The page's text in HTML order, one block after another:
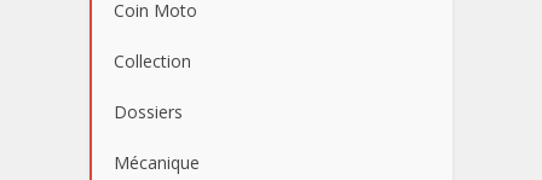
Coin Moto
Collection
Dossiers
Mécanique